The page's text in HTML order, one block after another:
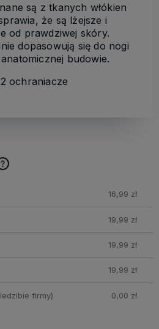
są z tkanych włókien
że są lżejsze i
od prawdziwej skóry.
dopasowują się do nogi
budowie.
ochraniacze
16,99 zł
19,99 zł
19,99 zł
19,99 zł
firmy) 0,00 zł